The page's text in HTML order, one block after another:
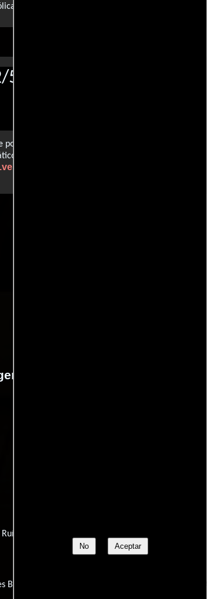
No Aceptar
sobre el mundo académico (...)
/5
potente, desconcertante, cuyo alto contenido
explota como una bomba en nuestro cerebro.
más
Ruído Branco
Bajos: 12